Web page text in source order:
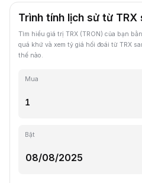
Trình tính lịch sử từ TRX
Tìm hiểu giá trị TRX (TRON) của bạn
quá khứ và xem tỷ giá hối đoái từ TRX
thế nào.
Mua
Bật